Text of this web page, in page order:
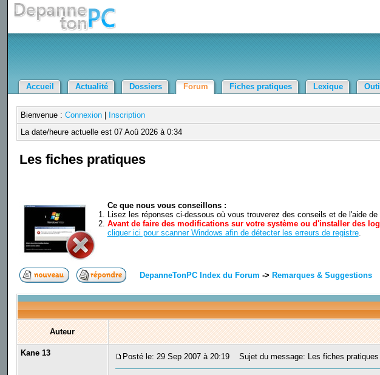
Accueil Actualité Dossiers Forum Fiches pratiques Lexique
Bienvenue : Connexion|
Inscription
La date/heure actuelle est 07 Aoû 2026 à 0:34
Les fiches pratiques
Ce que nous vous conseillons :
Lisez les réponses ci-dessous où vous trouverez des conseils et de l'aide
Avant de faire des modifications sur votre système ou d'installer des
cliquer ici pour scanner Windows afin de détecter les erreurs de registre.
DepanneTonPC Index du Forum -> Remarques & Suggestions
Auteur
Kane 13 Posté le: 29 Sep 2007 à 20:19 Sujet du message: Les fiches pratiques